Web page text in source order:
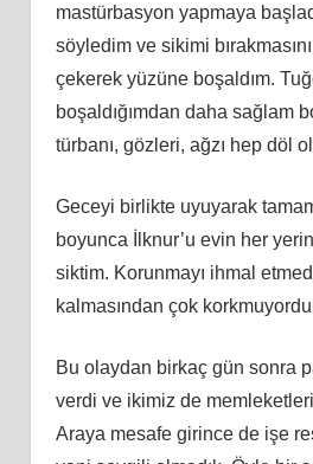
mastürbasyon yapmaya
söyledim ve sikimi
çekerek yüzüne boşaldım.
boşaldığımdan daha sağlam
türbanı, gözleri, ağzı hep döl
Geceyi birlikte uyuyarak
boyunca İlknur’u evin her
siktim. Korunmayı ihmal
kalmasından çok
Bu olaydan birkaç gün sonra
verdi ve ikimiz de
Araya mesafe girince de işe